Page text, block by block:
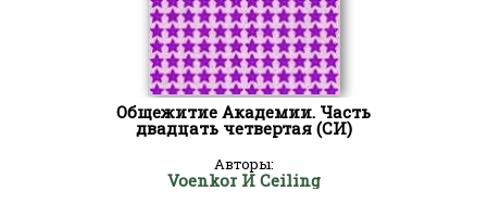
Общежитие Академии. Часть
двадцать четвертая (СИ)
Авторы:
Voenkor И Ceiling